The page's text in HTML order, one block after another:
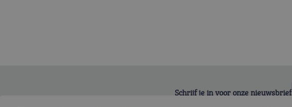
Schrijf je in voor onze nieuwsbrief